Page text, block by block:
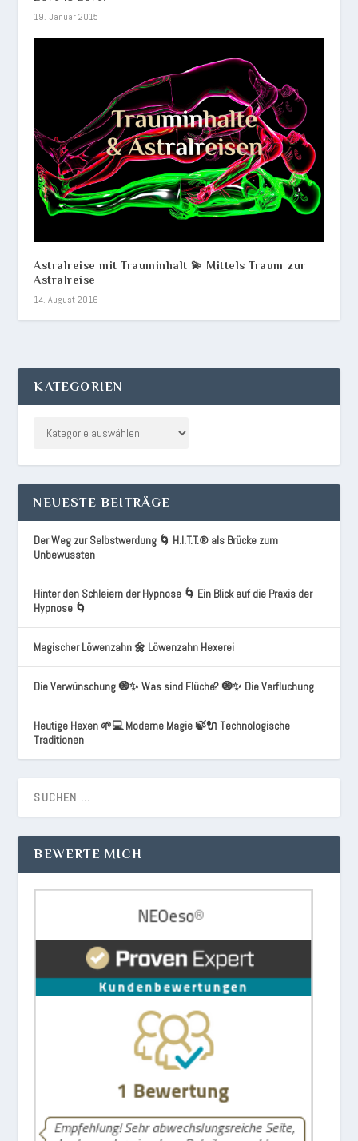
19. Januar 2015
Astralreise mit Trauminhalt 💫 Mittels Traum zur
Astralreise
14. August 2016
KATEGORIEN
NEUESTE BEITRÄGE
Der Weg zur Selbstwerdung 🌀 H.I.T.T.® als Brücke zum
Unbewussten
Hinter den Schleiern der Hypnose 🌀 Ein Blick auf die Praxis der
Hypnose 🌀
Magischer Löwenzahn 🌼 Löwenzahn Hexerei
Die Verwünschung 🧿✨ Was sind Flüche? 🧿✨ Die Verfluchung
Heutige Hexen 🌱💻 Moderne Magie 🍃🔌 Technologische
Traditionen
BEWERTE MICH